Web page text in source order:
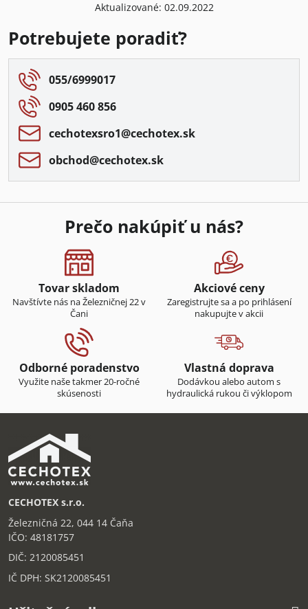
Aktualizované: 02.09.2022
Potrebujete poradiť?
055/6999017
0905 460 856
cechotexsro1​@cechotex​.sk
obchod​@cechotex​.sk
Prečo nakúpiť u nás?
Tovar skladom
Navštívte nás na Železničnej 22 v
Čani
Akciové ceny
Zaregistrujte sa a po prihlásení
nakupujte v akcii
Odborné poradenstvo
Využite naše takmer 20-ročné
skúsenosti
Vlastná doprava
Dodávkou alebo autom s
hydraulická rukou či výklopom
CECHOTEX s.r.o.
Železničná 22, 044 14 Čaňa
IČO: 48181757
DIČ: 2120085451
IČ DPH: SK2120085451